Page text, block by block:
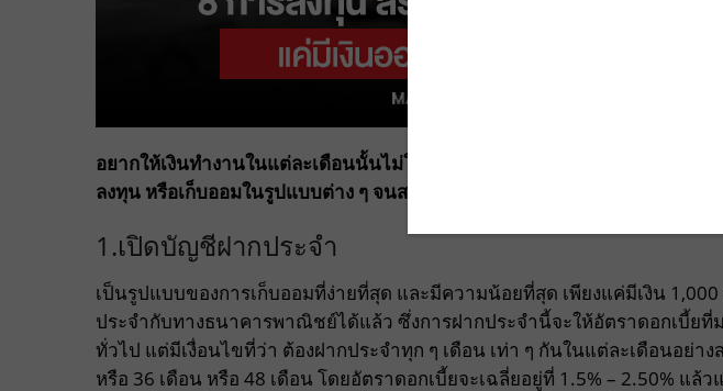
อยากให้เงินทำงานในแต่ละเดือนนั้นไม่ใช่เรื่องยาก หากในแต่ละเดือนมีเงินเหลื
ลงทุน หรือเก็บออมในรูปแบบต่าง ๆ จนสามารถสะสมจนได้เงินเป็นกอบเป็นกำ ห
1.เปิดบัญชีฝากประจำ
เป็นรูปแบบของการเก็บออมที่ง่ายที่สุด และมีความน้อยที่สุด เพียงแค่มีเงิน
ประจำกับทางธนาคารพาณิชย์ได้แล้ว ซึ่งการฝากประจำนี้จะให้อัตราดอกเบี้ย
ทั่วไป แต่มีเงื่อนไขที่ว่า ต้องฝากประจำทุก ๆ เดือน เท่า ๆ กันในแต่ละเดือนอย่าง
หรือ 36 เดือน หรือ 48 เดือน โดยอัตราดอกเบี้ยจะเฉลี่ยอยู่ที่ 1.5% – 2.50% แล้